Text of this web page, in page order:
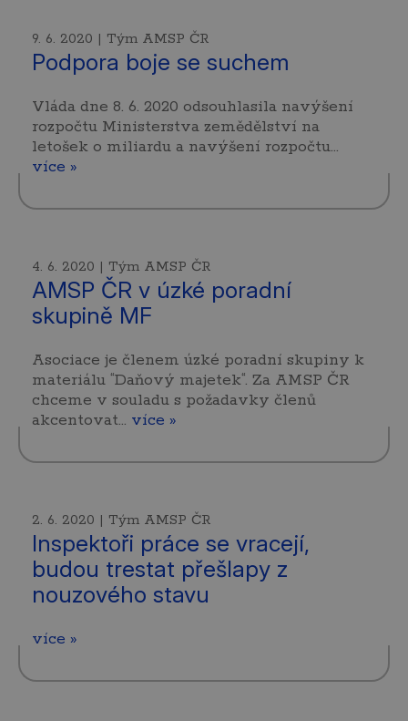
9. 6. 2020 | Tým AMSP ČR
Podpora boje se suchem
Vláda dne 8. 6. 2020 odsouhlasila navýšení
rozpočtu Ministerstva zemědělství na
letošek o miliardu a navýšení rozpočtu…
více »
4. 6. 2020 | Tým AMSP ČR
AMSP ČR v úzké poradní
skupině MF
Asociace je členem úzké poradní skupiny k
materiálu “Daňový majetek“. Za AMSP ČR
chceme v souladu s požadavky členů
akcentovat… více »
2. 6. 2020 | Tým AMSP ČR
Inspektoři práce se vracejí,
budou trestat přešlapy z
nouzového stavu
více »